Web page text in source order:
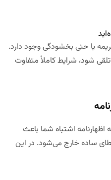
یا حتی بخشودگی وجود دارد.
تلقی شود، شرایط کاملاً متفاوت
اشتباه شما باعث
ساده خارج می‌شود. در این